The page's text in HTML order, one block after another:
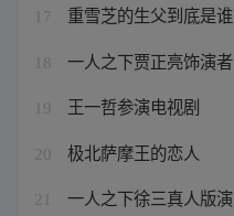
17 重雪芝的生父到底是谁
18 一人之下贾正亮饰演者
19 王一哲参演电视剧
20 极北萨摩王的恋人
21 一人之下徐三真人版